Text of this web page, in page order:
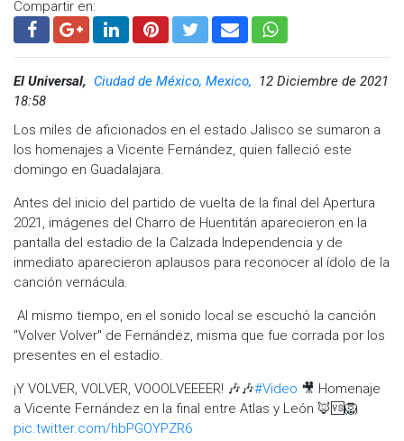
Compartir en:
El Universal, Ciudad de México, Mexico,
12 Diciembre de 2021
18:58
Los miles de aficionados en el estado Jalisco se sumaron a
los homenajes a Vicente Fernández, quien falleció este
domingo en Guadalajara.
Antes del inicio del partido de vuelta de la final del Apertura
2021, imágenes del Charro de Huentitán aparecieron en la
pantalla del estadio de la Calzada Independencia y de
inmediato aparecieron aplausos para reconocer al ídolo de la
canción vernácula.
Al mismo tiempo, en el sonido local se escuchó la canción
"Volver Volver" de Fernández, misma que fue corrada por los
presentes en el estadio.
¡Y VOLVER, VOLVER, VOOOLVEEEER! 🎶🎶#Video 🎥 Homenaje
a Vicente Fernández en la final entre Atlas y León 🦊🆚🦁
pic.twitter.com/hbPGOYPZR6